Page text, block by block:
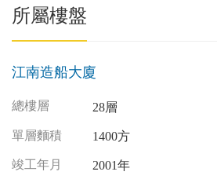
所屬樓盤
江南造船大廈
總樓層 28層
單層麵積 1400方
竣工年月 2001年